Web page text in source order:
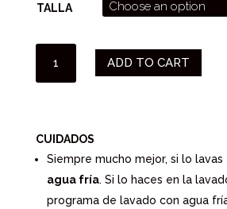
TALLA
NIÑA
ADD TO CART
CUIDADOS
Siempre mucho mejor, si lo lavas
agua fría. Si lo haces en la
programa de lavado con agua